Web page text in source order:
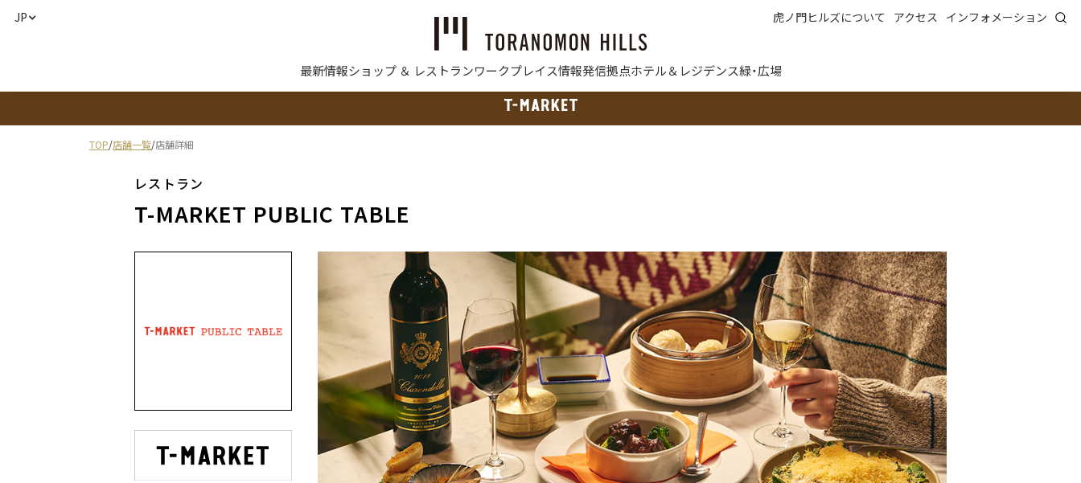
JP 虎ノ門ヒルズについて アクセス インフォメーション
最新情報ショップ ＆ レストランワークプレイス情報発信拠点ホテル＆レジデンス緑・広場
TOP/店舗一覧/店舗詳細
レストラン
T-MARKET PUBLIC TABLE